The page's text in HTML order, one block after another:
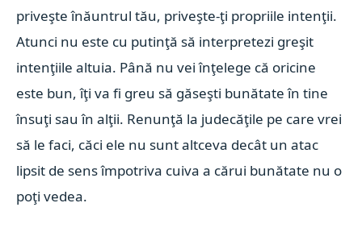
priveşte înăuntrul tău, priveşte-ţi propriile intenţii.
Atunci nu este cu putinţă să interpretezi greşit
intenţiile altuia. Până nu vei înţelege că oricine
este bun, îţi va fi greu să găseşti bunătate în tine
însuţi sau în alţii. Renunţă la judecăţile pe care vrei
să le faci, căci ele nu sunt altceva decât un atac
lipsit de sens împotriva cuiva a cărui bunătate nu o
poţi vedea.